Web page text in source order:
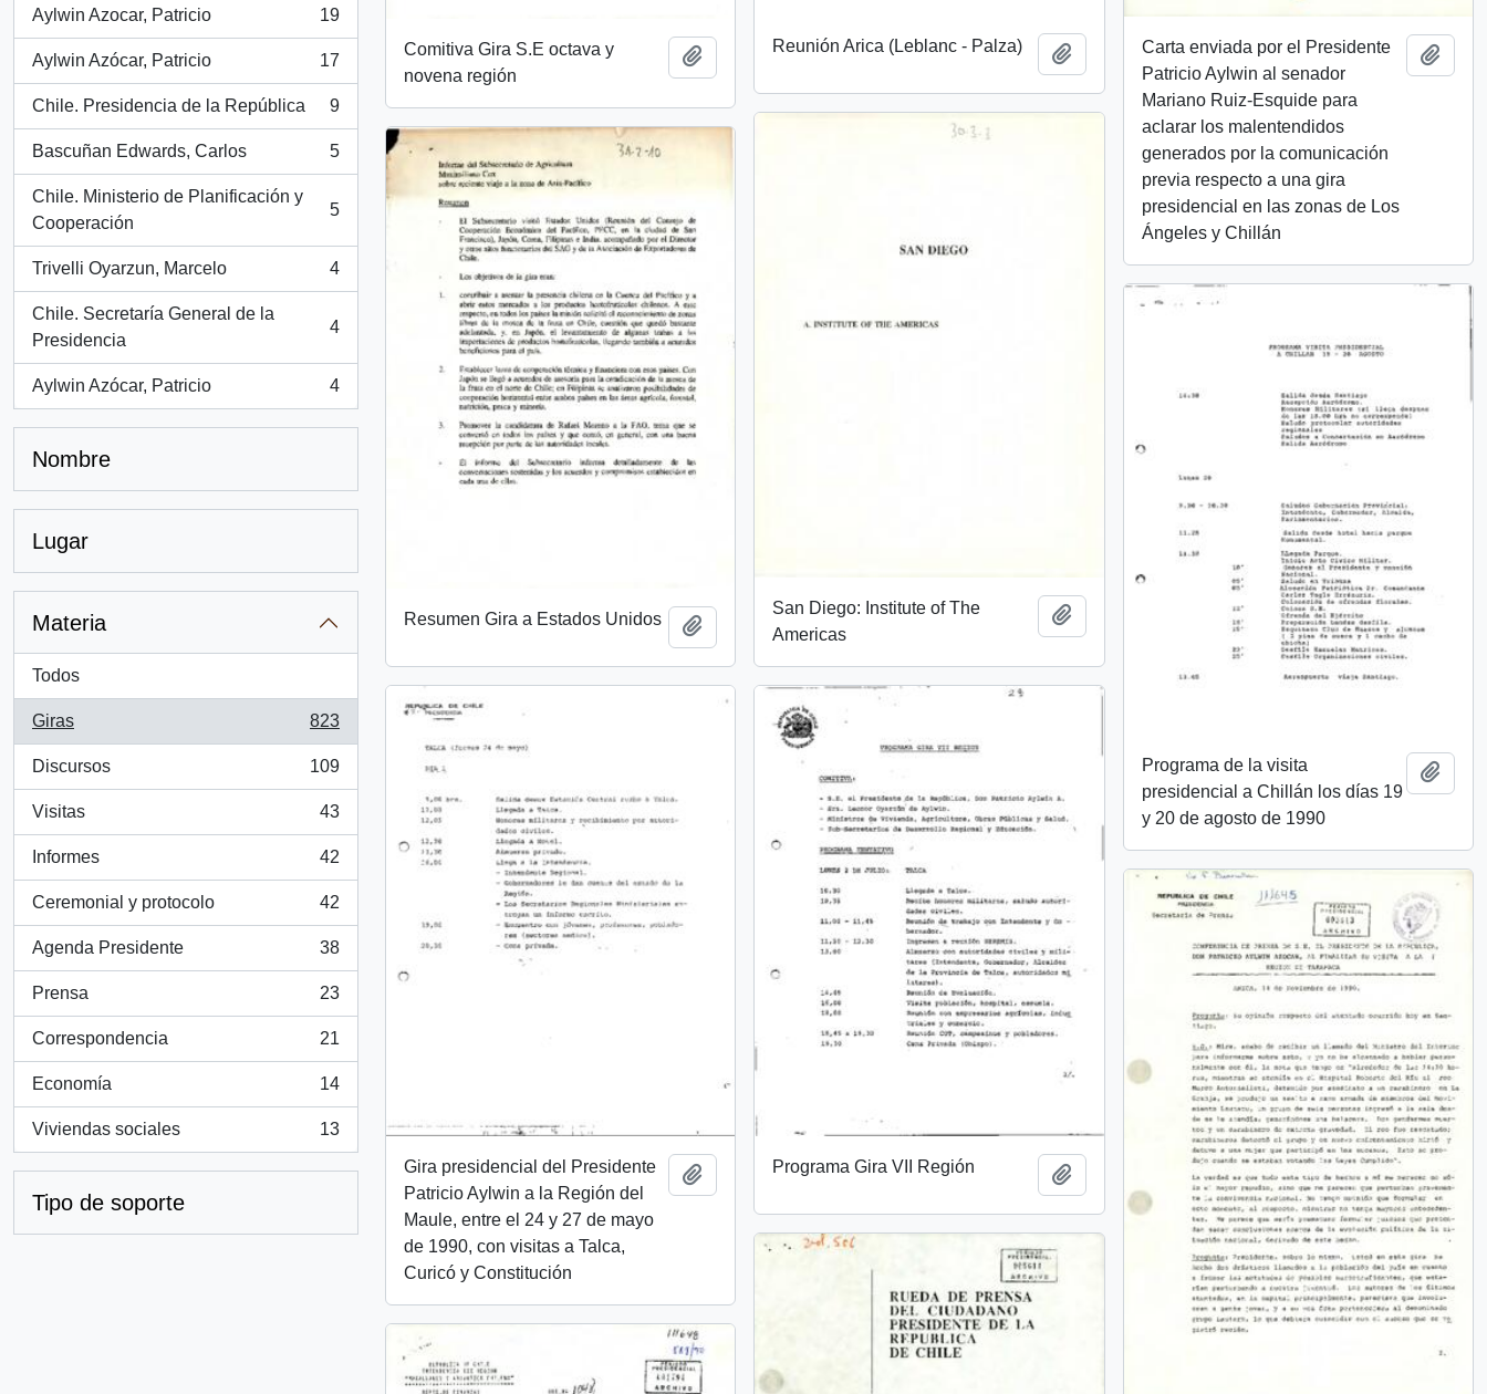
Aylwin Azocar, Patricio
, 19 resultados
19
Aylwin Azócar, Patricio
, 17 resultados
17
Chile. Presidencia de la República
, 9 resultados
9
Bascuñan Edwards, Carlos
, 5 resultados
5
Chile. Ministerio de Planificación y
Cooperación
, 5 resultados
5
Trivelli Oyarzun, Marcelo
, 4 resultados
4
Chile. Secretaría General de la
Presidencia
, 4 resultados
4
Aylwin Azócar, Patricio
, 4 resultados
4
Nombre
Lugar
Materia
Todos
Giras
, 823 resultados
823
Discursos
, 109 resultados
109
Visitas
, 43 resultados
43
Informes
, 42 resultados
42
Ceremonial y protocolo
, 42 resultados
42
Agenda Presidente
, 38 resultados
38
Prensa
, 23 resultados
23
Correspondencia
, 21 resultados
21
Economía
, 14 resultados
14
Viviendas sociales
, 13 resultados
13
Tipo de soporte
Comitiva Gira S.E octava y
novena región
Añadir al portapapeles
Reunión Arica (Leblanc - Palza) Añadir al portapapeles
Carta enviada por el Presidente
Patricio Aylwin al senador
Mariano Ruiz-Esquide para
aclarar los malentendidos
generados por la comunicación
previa respecto a una gira
presidencial en las zonas de Los
Ángeles y Chillán
San Diego: Institute of The
Americas
Añadir al portapapeles
Resumen Gira a Estados Unidos Añadir al portapapeles
Programa de la visita
presidencial a Chillán los días 19
y 20 de agosto de 1990
Gira presidencial del Presidente
Patricio Aylwin a la Región del
Maule, entre el 24 y 27 de mayo
de 1990, con visitas a Talca,
Curicó y Constitución
Añadir al portapapeles
Programa Gira VII Región Añadir al portapapeles